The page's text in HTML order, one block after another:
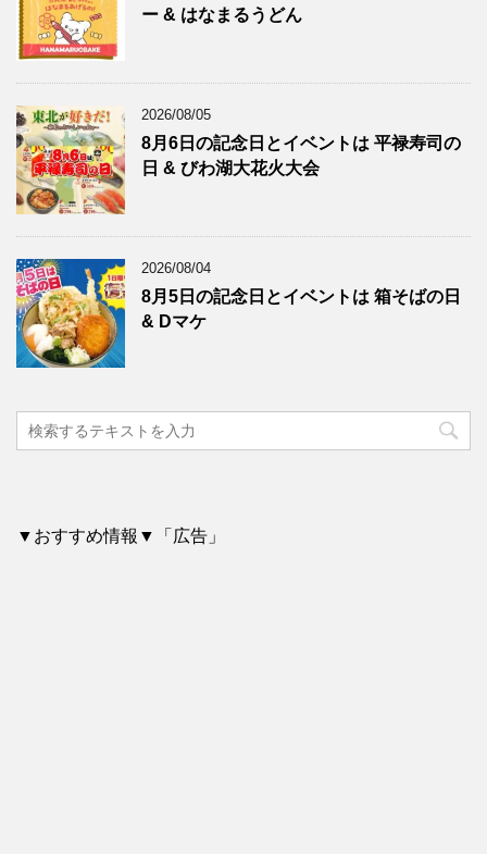
ー & はなまるうどん
2026/08/05
8月6日の記念日とイベントは 平禄寿司の
日 & びわ湖大花火大会
2026/08/04
8月5日の記念日とイベントは 箱そばの日
& Dマケ
▼おすすめ情報▼「広告」